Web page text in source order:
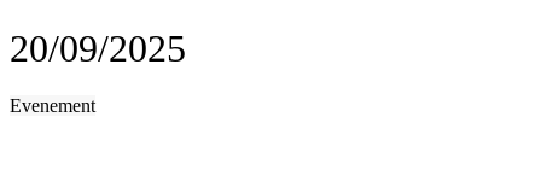
20/09/2025
Evenement